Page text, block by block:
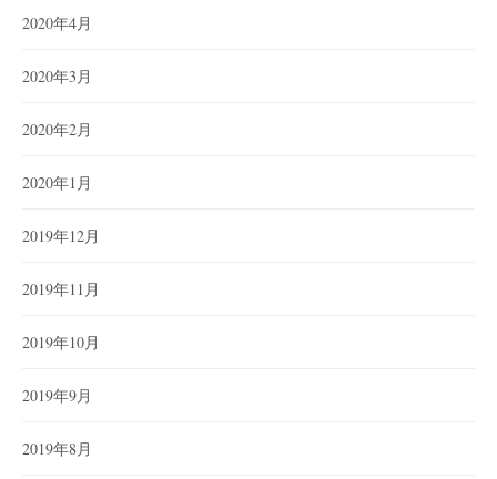
2020年4月
2020年3月
2020年2月
2020年1月
2019年12月
2019年11月
2019年10月
2019年9月
2019年8月